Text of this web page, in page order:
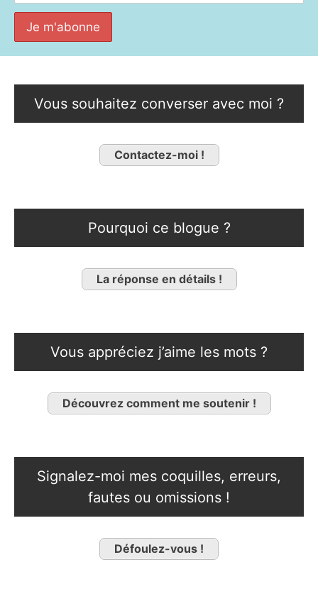
Vous souhaitez converser avec moi ?
Contactez-moi !
Pourquoi ce blogue ?
La réponse en détails !
Vous appréciez j’aime les mots ?
Découvrez comment me soutenir !
Signalez-moi mes coquilles, erreurs,
fautes ou omissions !
Défoulez-vous !